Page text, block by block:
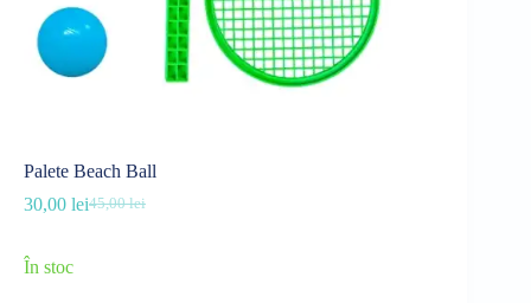
Palete Beach Ball
45,00lei
Prețul
30,00 leiPrețul
În stoc